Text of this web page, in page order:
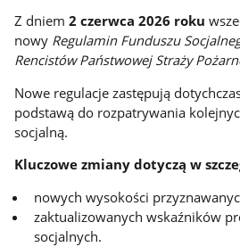
Z dniem2 czerwca 2026 roku
nowy Regulamin Funduszu
Rencistów Państwowej Straży
Nowe regulacje zastępują
podstawą do rozpatrywania
socjalną.
Kluczowe zmiany dotyczą w
nowych wysokości
zaktualizowanych wskaźników
socjalnych.